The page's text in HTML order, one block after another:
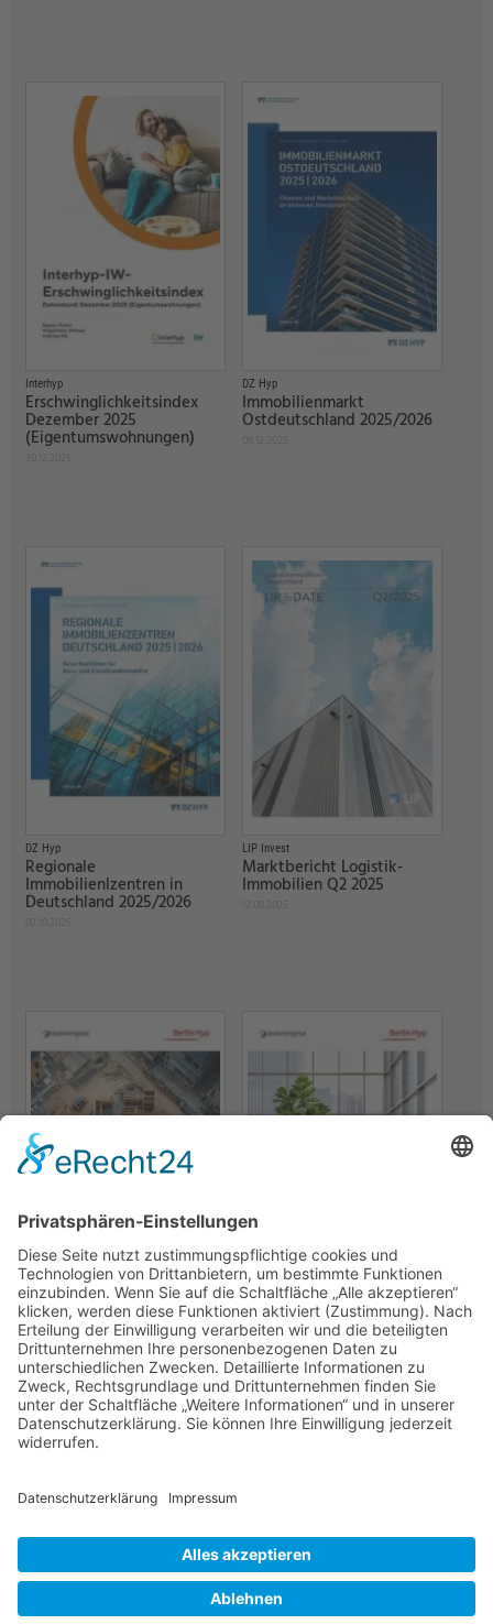
Interhyp
Erschwinglichkeitsindex
Dezember 2025
(Eigentumswohnungen)
DZ Hyp
Immobilienmarkt
Ostdeutschland 2025/2026
DZ Hyp
Regionale
Immobilienlzentren in
Deutschland 2025/2026
LIP Invest
Marktbericht Logistik-
Immobilien Q2 2025
Berlin Hyp
Erbbaurecht im
Wohnungsbau
21.07.2025
Berlin Hyp
Büro zu Wohnen:
Umnutzungspotenziale in
deutschen A-Städten
08.04.2025
NACH OBEN
Alle Rechte vorbehalten: Verlagsgruppe Knapp - Richardi -
Verlag für Absatzwirtschaft
Kontakt AGB Nutzungsbedingungen Datenschutz Impressum